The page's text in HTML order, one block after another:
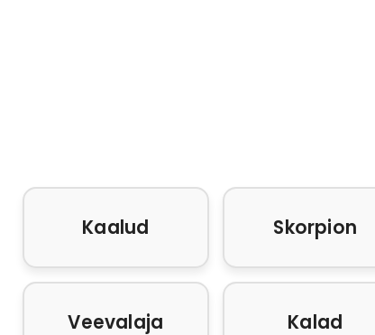
Kaalud Skorpion
Veevalaja Kalad